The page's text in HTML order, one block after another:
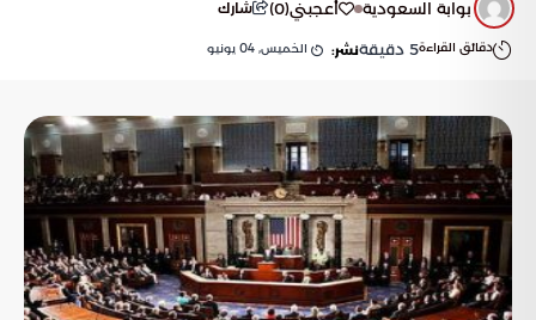
بوابة السعودية أعجبني(
0
) شارك
دقائق القراءة5 دقيقةنشر: الخميس, 04 يونيو